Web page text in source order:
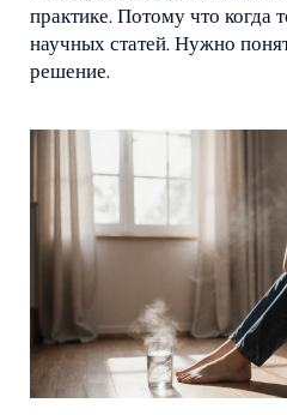
практике. Потому что когда
научных статей. Нужно
решение.